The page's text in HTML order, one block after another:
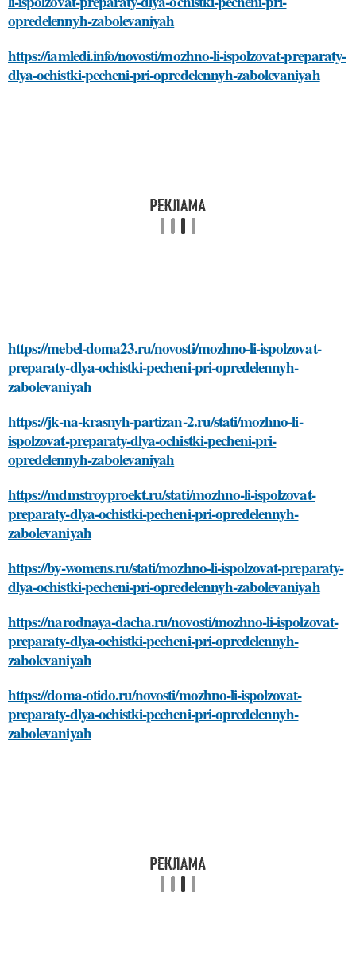
opredelennyh-zabolevaniyah
https://iamledi.info/novosti/mozhno-li-ispolzovat-preparaty-
dlya-ochistki-pecheni-pri-opredelennyh-zabolevaniyah
https://mebel-doma23.ru/novosti/mozhno-li-ispolzovat-
preparaty-dlya-ochistki-pecheni-pri-opredelennyh-
zabolevaniyah
https://jk-na-krasnyh-partizan-2.ru/stati/mozhno-li-
ispolzovat-preparaty-dlya-ochistki-pecheni-pri-
opredelennyh-zabolevaniyah
https://mdmstroyproekt.ru/stati/mozhno-li-ispolzovat-
preparaty-dlya-ochistki-pecheni-pri-opredelennyh-
zabolevaniyah
https://by-womens.ru/stati/mozhno-li-ispolzovat-preparaty-
dlya-ochistki-pecheni-pri-opredelennyh-zabolevaniyah
https://narodnaya-dacha.ru/novosti/mozhno-li-ispolzovat-
preparaty-dlya-ochistki-pecheni-pri-opredelennyh-
zabolevaniyah
https://doma-otido.ru/novosti/mozhno-li-ispolzovat-
preparaty-dlya-ochistki-pecheni-pri-opredelennyh-
zabolevaniyah